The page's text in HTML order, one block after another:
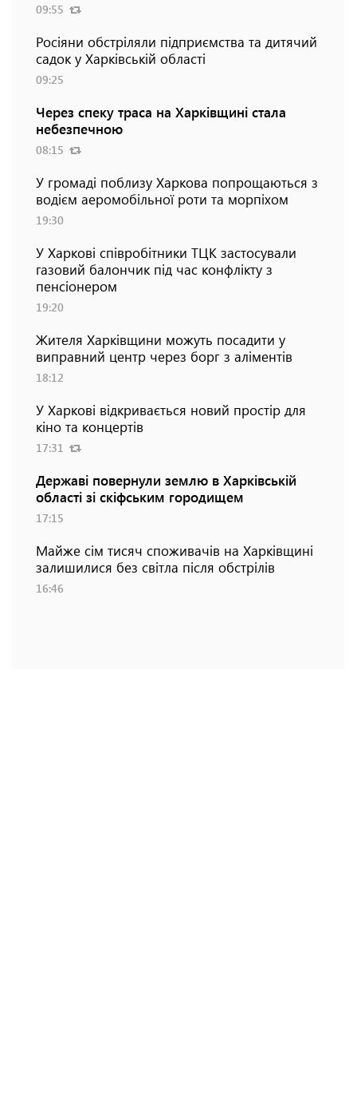
09:55
Росіяни обстріляли підприємства та дитячий
садок у Харківській області
09:25
Через спеку траса на Харківщині стала
небезпечною
08:15
У громаді поблизу Харкова попрощаються з
водієм аеромобільної роти та морпіхом
19:30
У Харкові співробітники ТЦК застосували
газовий балончик під час конфлікту з
пенсіонером
19:20
Жителя Харківщини можуть посадити у
виправний центр через борг з аліментів
18:12
У Харкові відкривається новий простір для
кіно та концертів
17:31
Державі повернули землю в Харківській
області зі скіфським городищем
17:15
Майже сім тисяч споживачів на Харківщині
залишилися без світла після обстрілів
16:46